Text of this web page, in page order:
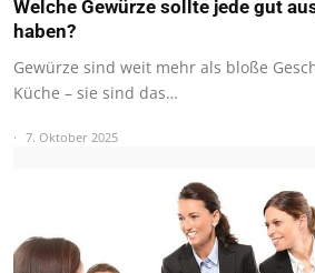
Welche Gewürze sollte jede gut
haben?
Gewürze sind weit mehr als bloße
Küche – sie sind das…
7. Oktober 2025